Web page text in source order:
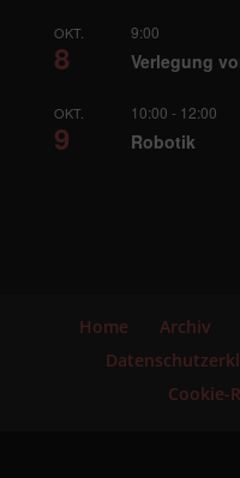
OKT.
8
9:00
Verlegung
OKT.
9
10:00 - 12:00
Robotik
Home Archiv
Cookie-